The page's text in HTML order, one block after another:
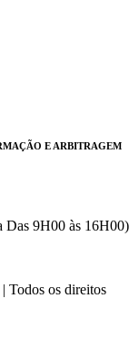
E ARBITRAGEM
Das 9H00 às 16H00)
Todos os direitos